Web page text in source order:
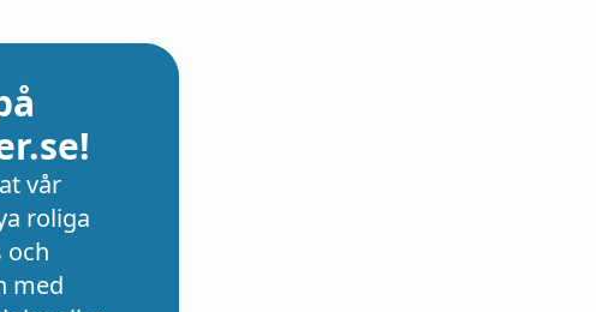
vår
roliga
och
med